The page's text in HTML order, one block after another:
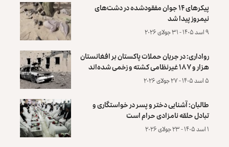
پیکرهای ۱۴ جوان مفقودشده در دشت‌های
نیمروز پیدا شد
۹ اسد ۱۴۰۵ - ۳۱ جولای ۲۰۲۶
رواداری: در جریان حملات پاکستان بر افغانستان
هزار و ۱۸۷ غیرنظامی کشته و زخمی شده‌اند
۵ اسد ۱۴۰۵ - ۲۷ جولای ۲۰۲۶
طالبان: آشنایی دختر و پسر در خواستگاری و
تبادل حلقه نامزادی حرام است
۱ اسد ۱۴۰۵ - ۲۳ جولای ۲۰۲۶